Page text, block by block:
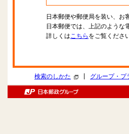
日本郵便や郵便局を装い、お
日本郵便では、上記のような
詳しくはこちら をご覧くださ
検索のしかた グループ・プ